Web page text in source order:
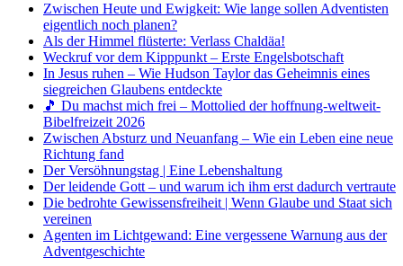
Zwischen Heute und Ewigkeit: Wie lange sollen Adventisten
eigentlich noch planen?
Als der Himmel flüsterte: Verlass Chaldäa!
Weckruf vor dem Kipppunkt – Erste Engelsbotschaft
In Jesus ruhen – Wie Hudson Taylor das Geheimnis eines
siegreichen Glaubens entdeckte
🎵 Du machst mich frei – Mottolied der hoffnung-weltweit-
Bibelfreizeit 2026
Zwischen Absturz und Neuanfang – Wie ein Leben eine neue
Richtung fand
Der Versöhnungstag | Eine Lebenshaltung
Der leidende Gott – und warum ich ihm erst dadurch vertraute
Die bedrohte Gewissensfreiheit | Wenn Glaube und Staat sich
vereinen
Agenten im Lichtgewand: Eine vergessene Warnung aus der
Adventgeschichte